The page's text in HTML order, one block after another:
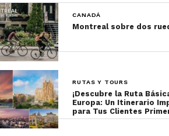
CANADÁ
Montreal sobre dos
RUTAS Y TOURS
¡Descubre la Ruta
Europa: Un Itinerario
para Tus Clientes